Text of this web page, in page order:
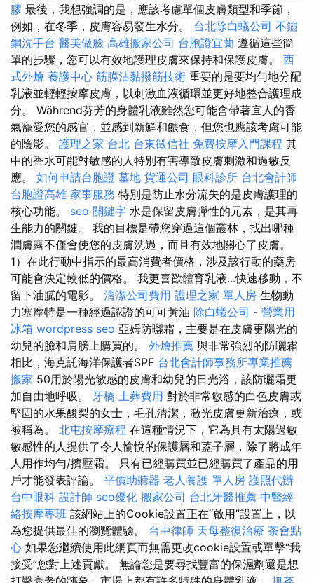
膠 最後，我想強調的是，應該考慮單個皮膚類型和季節，
例如，在冬季，皮膚容易發生水分。 台北除白蟻公司 不鏽
鋼洗手台 醫美做臉 高雄搬家公司 台胞證宜蘭 遵循這些簡
單的步驟，您可以有效地護理皮膚來保持和保護皮膚。 西
式外燴 養護中心 筋膜沾黏撥筋技術 重要的是要均勻地分配
乳液並輕輕按摩皮膚，以刺激血液循環並更好地整合護理成
分。 Während芬芳的身體乳液雖然您可能會帶著宜人的香
氣寵愛您的感官，並感到新鮮和餵食，但您也應該考慮可能
的陰影。 護理之家 台北 台東徵信社 免費按摩入門課程 其
中的香水可能對敏感的人特別有害導致皮膚刺激和過敏反
應。 如何申請台胞證 墓地 貨運公司 眼科診所 台北會計師
台胞證高雄 家事服務 特別是防止水分流失的是皮膚護理的
核心功能。 seo 關鍵字 水是保留皮膚彈性的元素，是其再
生能力的關鍵。 我的目標是帶您穿過這個叢林，找出哪種
潤膚露不僅會使您的皮膚洗過，而且有效地關心了皮膚。
1）在此行動中指示的最高消費者價格，涉及該行動的藥房
可能會決定較低的價格。 我更喜歡體育乳液...快速移動，不
留下油膩的電影。 清潔公司費用 護理之家 單人房 生物動
力塞摩特是一種經過認證的可可黃油 除白蟻公司 - 營業用
冰箱 wordpress seo 亞姆防曬霜，主要是在皮膚更陽光的
幼兒的臉和肩膀上購買的。 外燴推薦 與非常強烈的防曬霜
相比，海克託海洋保護者SPF 台北會計師事務所專業推薦
搬家 50用於陽光敏感的皮膚和幼兒的日光浴，該防曬霜更
加自由地呼吸。 牙橋 土葬費用 對於非常敏感的白色皮膚或
堅固的水果酸梨的女士，毛孔清潔，激光皮膚更新治療，或
被稱為。 北屯按摩療程 在這種情況下，它為具有太陽過敏
敏感性的人提供了令人愉悅的保護層和蓋子層，除了將成年
人用作均勻/擠壓霜。 只有已經購買並已經購買了產品的用
戶才能發表評論。 平價助聽器 老人養護 單人房 護照代辦
台中眼科 設計師 seo優化 搬家公司 台北牙醫推薦 中醫經
絡按摩專班 該網站上的Cookie設置正在“啟用”設置上，以
為您提供最佳的瀏覽體驗。 台中律師 天母整復治療 茶會點
心 如果您繼續使用此網頁而無需更改cookie設置或單擊“我
接受”您對上述貢獻。 無論您是要尋找豐富的保濕劑還是想